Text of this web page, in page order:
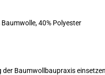
40% Polyester
der Baumwollbaupraxis einsetzen